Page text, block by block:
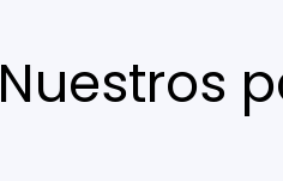
Nuestros